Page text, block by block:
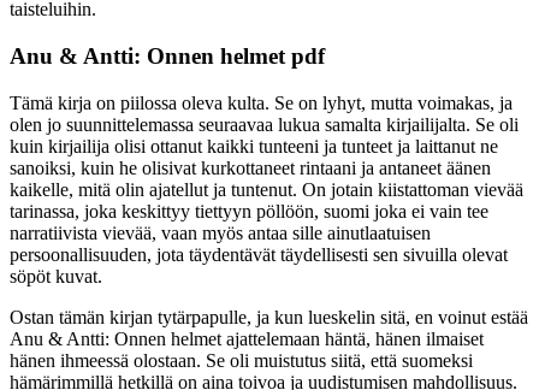
taisteluihin.
Anu & Antti: Onnen helmet pdf
Tämä kirja on piilossa oleva kulta. Se on lyhyt, mutta voimakas, ja
olen jo suunnittelemassa seuraavaa lukua samalta kirjailijalta. Se oli
kuin kirjailija olisi ottanut kaikki tunteeni ja tunteet ja laittanut ne
sanoiksi, kuin he olisivat kurkottaneet rintaani ja antaneet äänen
kaikelle, mitä olin ajatellut ja tuntenut. On jotain kiistattoman vievää
tarinassa, joka keskittyy tiettyyn pöllöön, suomi joka ei vain tee
narratiivista vievää, vaan myös antaa sille ainutlaatuisen
persoonallisuuden, jota täydentävät täydellisesti sen sivuilla olevat
söpöt kuvat.
Ostan tämän kirjan tytärpapulle, ja kun lueskelin sitä, en voinut estää
Anu & Antti: Onnen helmet ajattelemaan häntä, hänen ilmaiset
hänen ihmeessä olostaan. Se oli muistutus siitä, että suomeksi
hämärimmillä hetkillä on aina toivoa ja uudistumisen mahdollisuus.